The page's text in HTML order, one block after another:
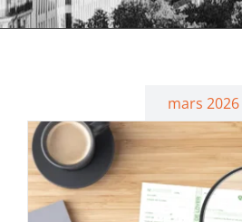
mars 2026